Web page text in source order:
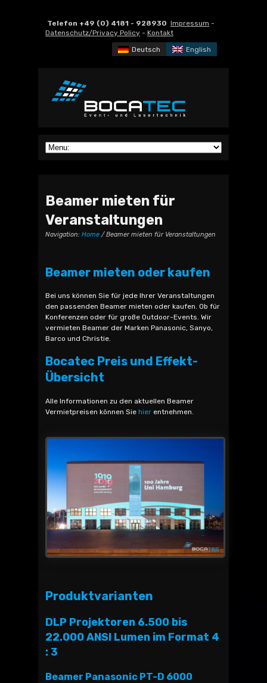
Telefon +49 (0) 4181 - 928930 Impressum -
Datenschutz/Privacy Policy - Kontakt
Deutsch
English
Beamer mieten für
Veranstaltungen
Navigation: Home / Beamer mieten für Veranstaltungen
Beamer mieten oder kaufen
Bei uns können Sie für jede Ihrer Veranstaltungen
den passenden Beamer mieten oder kaufen. Ob für
Konferenzen oder für große Outdoor-Events. Wir
vermieten Beamer der Marken Panasonic, Sanyo,
Barco und Christie.
Bocatec Preis und Effekt-
Übersicht
Alle Informationen zu den aktuellen Beamer
Vermietpreisen können Sie hier entnehmen.
Produktvarianten
DLP Projektoren 6.500 bis
22.000 ANSI Lumen im Format 4
: 3
Beamer Panasonic PT-D 6000